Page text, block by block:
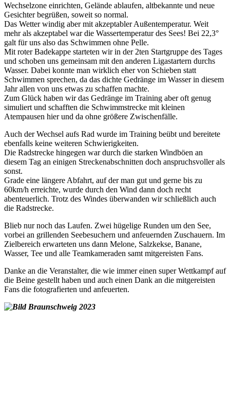
Wechselzone einrichten, Gelände ablaufen, altbekannte und neue
Gesichter begrüßen, soweit so normal.
Das Wetter windig aber mit akzeptabler Außentemperatur. Weit
mehr als akzeptabel war die Wassertemperatur des Sees! Bei 22,3°
galt für uns also das Schwimmen ohne Pelle.
Mit roter Badekappe starteten wir in der 2ten Startgruppe des Tages
und schoben uns gemeinsam mit den anderen Ligastartern durchs
Wasser. Dabei konnte man wirklich eher von Schieben statt
Schwimmen sprechen, da das dichte Gedränge im Wasser in diesem
Jahr allen von uns etwas zu schaffen machte.
Zum Glück haben wir das Gedränge im Training aber oft genug
simuliert und schafften die Schwimmstrecke mit kleinen
Atempausen hier und da ohne größere Zwischenfälle.
Auch der Wechsel aufs Rad wurde im Training beübt und bereitete
ebenfalls keine weiteren Schwierigkeiten.
Die Radstrecke hingegen war durch die starken Windböen an
diesem Tag an einigen Streckenabschnitten doch anspruchsvoller als
sonst.
Grade eine längere Abfahrt, auf der man gut und gerne bis zu
60km/h erreichte, wurde durch den Wind dann doch recht
abenteuerlich. Trotz des Windes überwanden wir schließlich auch
die Radstrecke.
Blieb nur noch das Laufen. Zwei hügelige Runden um den See,
vorbei an grillenden Seebesuchern und anfeuernden Zuschauern. Im
Zielbereich erwarteten uns dann Melone, Salzkekse, Banane,
Wasser, Tee und alle Teamkameraden samt mitgereisten Fans.
Danke an die Veranstalter, die wie immer einen super Wettkampf auf
die Beine gestellt haben und auch einen Dank an die mitgereisten
Fans die fotografierten und anfeuerten.